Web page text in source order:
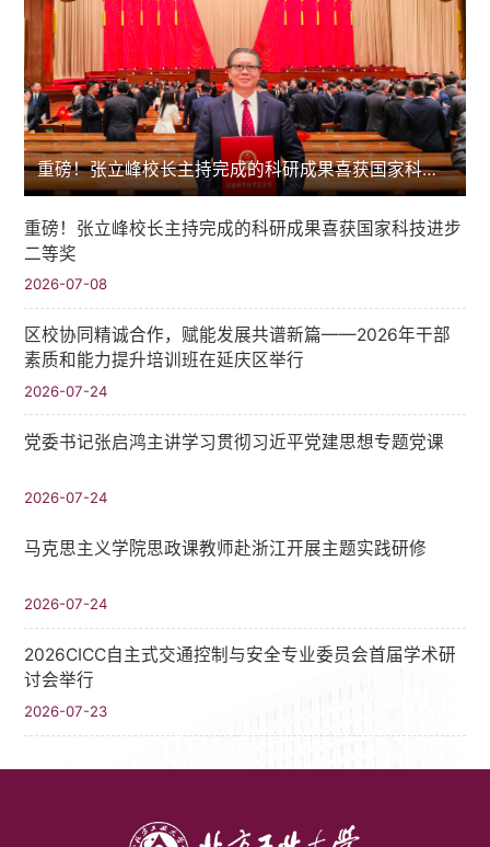
重磅！张立峰校长主持完成的科研成果喜获国家科技进步二等奖
重磅！张立峰校长主持完成的科研成果喜获国家科技进步
二等奖
2026-07-08
区校协同精诚合作，赋能发展共谱新篇——2026年干部
素质和能力提升培训班在延庆区举行
2026-07-24
党委书记张启鸿主讲学习贯彻习近平党建思想专题党课
2026-07-24
马克思主义学院思政课教师赴浙江开展主题实践研修
2026-07-24
2026CICC自主式交通控制与安全专业委员会首届学术研
讨会举行
2026-07-23